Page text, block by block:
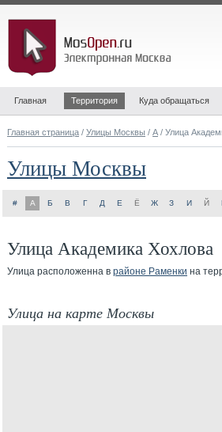
Главная Территория Куда обращаться
Главная страница / Улицы Москвы / А / Улица
Улицы Москвы
# А Б В Г Д Е Ё Ж З И Й
Улица Академика Хохлова
Улица расположенна в районе Раменки на
Улица на карте Москвы